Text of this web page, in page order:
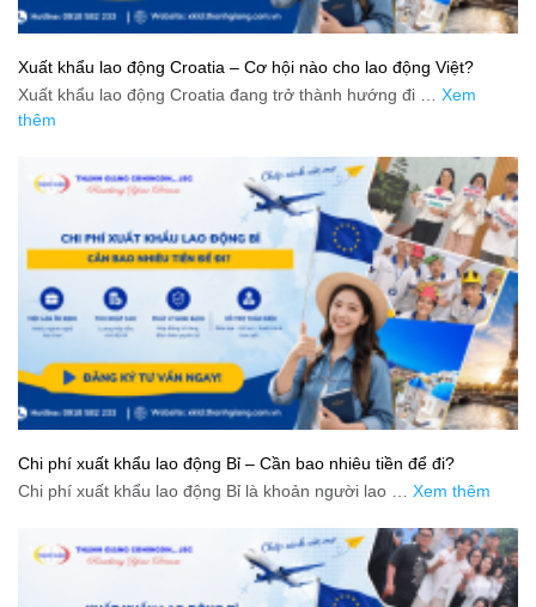
Xuất khẩu lao động Croatia – Cơ hội nào cho lao động Việt?
Xuất khẩu lao động Croatia đang trở thành hướng đi … Xem
thêm
Chi phí xuất khẩu lao động Bỉ – Cần bao nhiêu tiền để đi?
Chi phí xuất khẩu lao động Bỉ là khoản người lao … Xem thêm